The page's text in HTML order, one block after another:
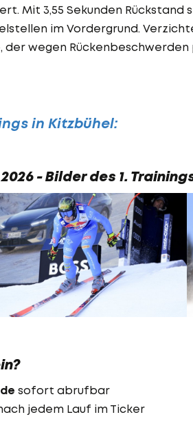
Mit 3,55 Sekunden Rückstand
im Vordergrund.
, der wegen
in Kitzbühel:
- Bilder des 1.
sofort abrufbar
jedem Lauf im Ticker